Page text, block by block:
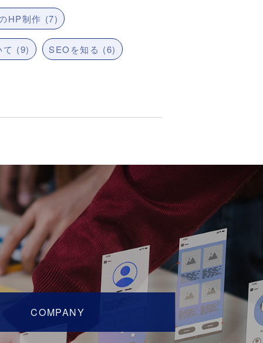
HP制作 (7)
て (9) SEOを知る (6)
COMPANY